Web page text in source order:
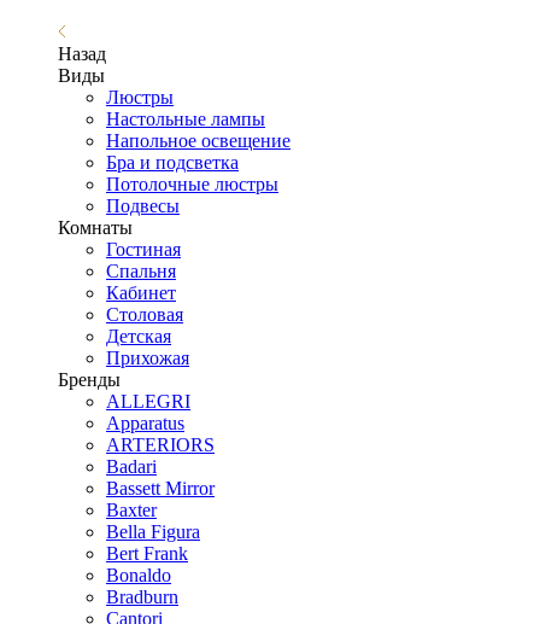
Назад
Виды
Люстры
Настольные лампы
Напольное освещение
Бра и подсветка
Потолочные люстры
Подвесы
Комнаты
Гостиная
Спальня
Кабинет
Столовая
Детская
Прихожая
Бренды
ALLEGRI
Apparatus
ARTERIORS
Badari
Bassett Mirror
Baxter
Bella Figura
Bert Frank
Bonaldo
Bradburn
Cantori